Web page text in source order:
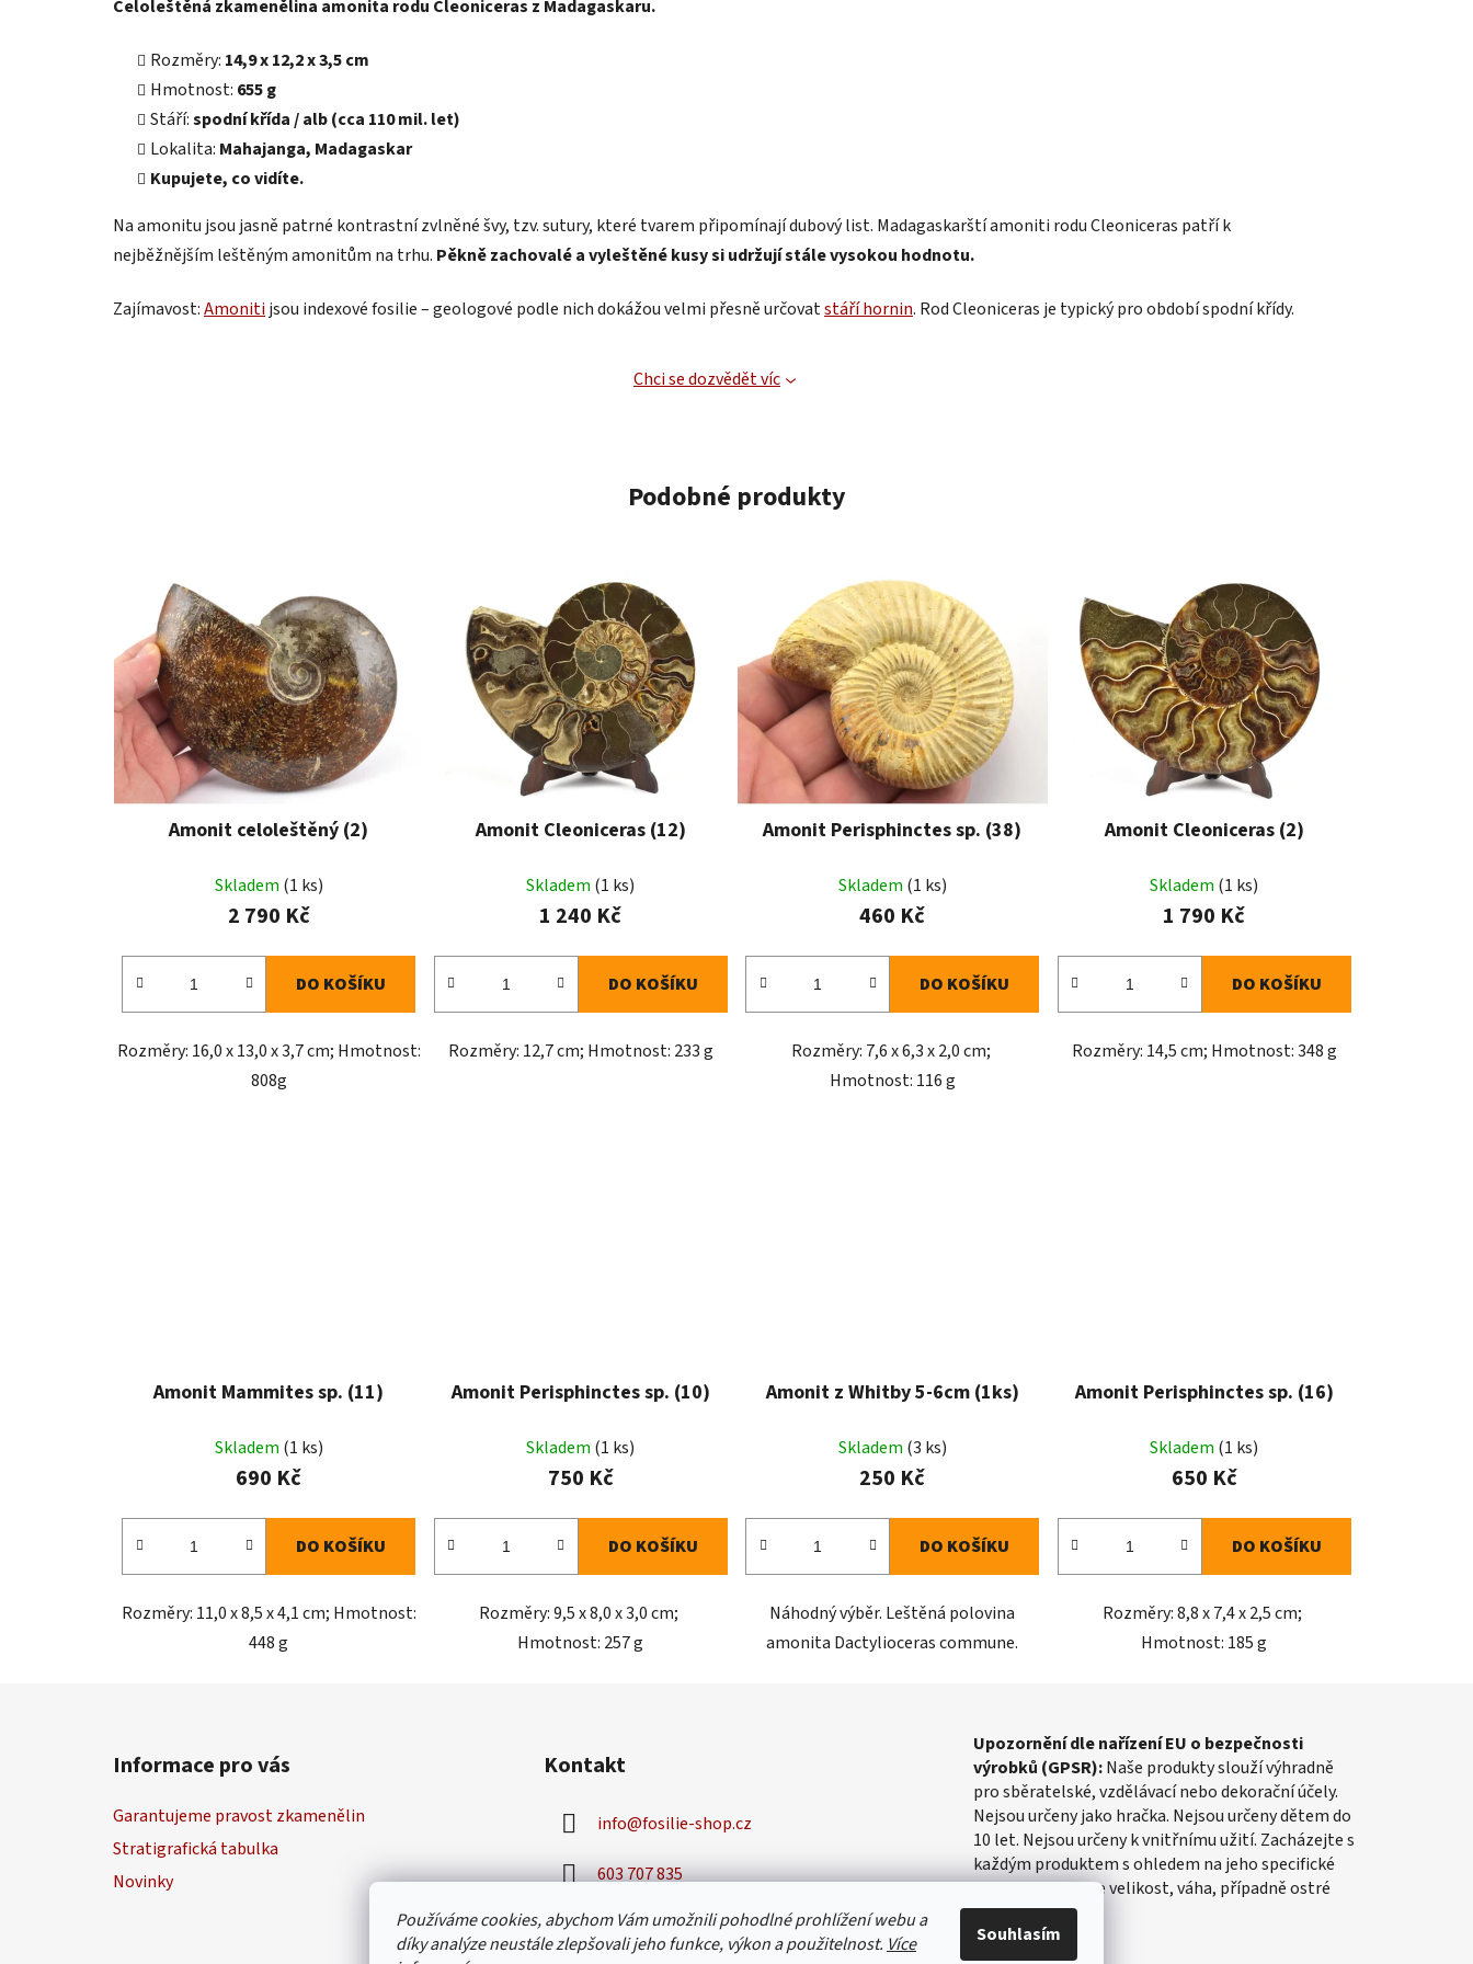
Používáme cookies, abychom Vám umožnili pohodlné prohlížení webu a
díky analýze neustále zlepšovali jeho funkce, výkon a použitelnost. Více
Souhlasím
Celoleštěná zkamenělina amonita rodu Cleoniceras z Madagaskaru.
Rozměry: 14,9 x 12,2 x 3,5 cm
Hmotnost: 655 g
Stáří:spodní křída / alb (cca 110 mil. let)
Lokalita: Mahajanga, Madagaskar
Kupujete, co vidíte.
Na amonitu jsou jasně patrné kontrastní zvlněné švy, tzv. sutury, které tvarem připomínají dubový list. Madagaskarští amoniti rodu Cleoniceras patří k
nejběžnějším leštěným amonitům na trhu. Pěkně zachovalé a vyleštěné kusy si udržují stále vysokou hodnotu.
Zajímavost:Amonitijsou indexové fosilie – geologové podle nich dokážou velmi přesně určovatstáří hornin. Rod Cleoniceras je typický pro období spodní křídy.
Chci se dozvědět víc
Podobné produkty
Amonit celoleštěný (2)
Skladem (1 ks)
2 790 Kč
DO KOŠÍKU
Rozměry: 16,0 x 13,0 x 3,7 cm; Hmotnost:
808g
Amonit Cleoniceras (12)
Skladem (1 ks)
1 240 Kč
DO KOŠÍKU
Rozměry: 12,7 cm; Hmotnost: 233 g
Amonit Perisphinctes sp. (38)
Skladem (1 ks)
460 Kč
DO KOŠÍKU
Rozměry: 7,6 x 6,3 x 2,0 cm;
Hmotnost: 116 g
Amonit Cleoniceras (2)
Skladem (1 ks)
1 790 Kč
DO KOŠÍKU
Rozměry: 14,5 cm; Hmotnost: 348 g
Amonit Mammites sp. (11)
Skladem (1 ks)
690 Kč
DO KOŠÍKU
Rozměry: 11,0 x 8,5 x 4,1 cm; Hmotnost:
448 g
Amonit Perisphinctes sp. (10)
Skladem (1 ks)
750 Kč
DO KOŠÍKU
Rozměry: 9,5 x 8,0 x 3,0 cm;
Hmotnost: 257 g
Amonit z Whitby 5-6cm (1ks)
Skladem (3 ks)
250 Kč
DO KOŠÍKU
Náhodný výběr. Leštěná polovina
amonita Dactylioceras commune.
Amonit Perisphinctes sp. (16)
Skladem (1 ks)
650 Kč
DO KOŠÍKU
Rozměry: 8,8 x 7,4 x 2,5 cm;
Hmotnost: 185 g
Informace pro vás
Garantujeme pravost zkamenělin
Stratigrafická tabulka
Novinky
Kontakt
info@fosilie-shop.cz
603 707 835
Upozornění dle nařízení EU o bezpečnosti
výrobků (GPSR):Naše produkty slouží výhradně
pro sběratelské, vzdělávací nebo dekorační účely.
Nejsou určeny jako hračka. Nejsou určeny dětem do
10 let. Nejsou určeny k vnitřnímu užití. Zacházejte s
každým produktem s ohledem na jeho specifické
vlastnosti, jako je velikost, váha, případně ostré
hrany apod.